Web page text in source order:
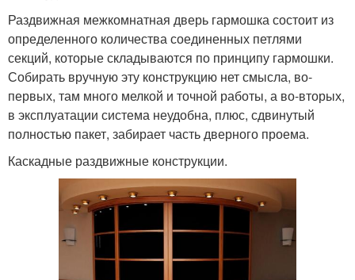
Раздвижная межкомнатная дверь гармошка состоит из
определенного количества соединенных петлями
секций, которые складываются по принципу гармошки.
Собирать вручную эту конструкцию нет смысла, во-
первых, там много мелкой и точной работы, а во-вторых,
в эксплуатации система неудобна, плюс, сдвинутый
полностью пакет, забирает часть дверного проема.
Каскадные раздвижные конструкции.